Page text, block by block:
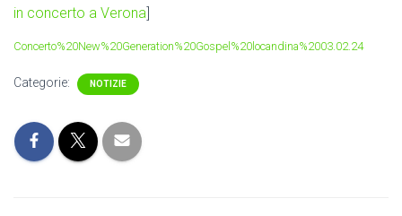
in concerto a Verona]
Concerto%20New%20Generation%20Gospel%20locandina%2003.02.24
Categorie: NOTIZIE